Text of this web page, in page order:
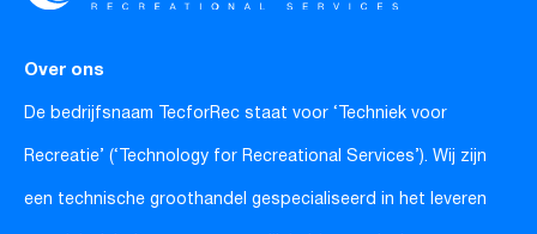
Over ons
De bedrijfsnaam TecforRec staat voor ‘Techniek voor
Recreatie’ (‘Technology for Recreational Services’). Wij zijn
een technische groothandel gespecialiseerd in het leveren